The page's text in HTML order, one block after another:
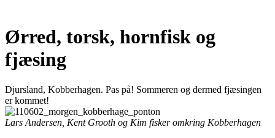
Ørred, torsk, hornfisk og
fjæsing
Djursland, Kobberhagen. Pas på! Sommeren og dermed fjæsingen
er kommet!
Lars Andersen, Kent Grooth og Kim fisker omkring Kobberhagen